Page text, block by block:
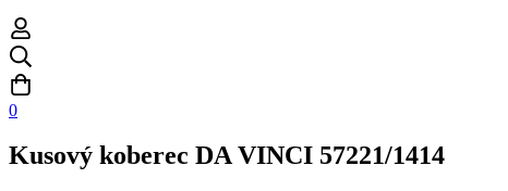
0
Kusový koberec DA VINCI 57221/1414